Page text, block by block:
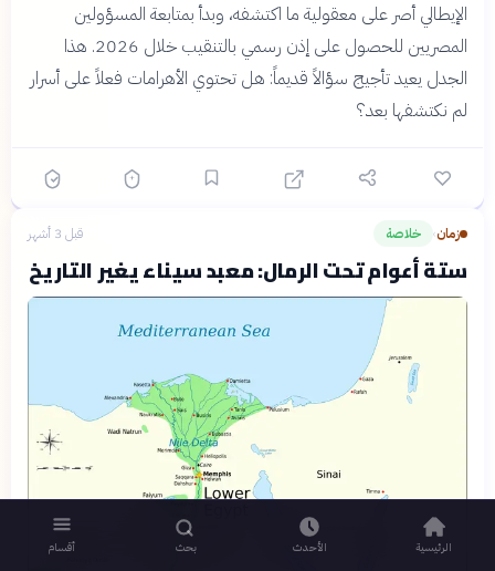
الإيطالي أصر على معقولية ما اكتشفه، وبدأ بمتابعة المسؤولين
المصريين للحصول على إذن رسمي بالتنقيب خلال 2026. هذا
الجدل يعيد تأجيج سؤالاً قديماً: هل تحتوي الأهرامات فعلاً على أسرار
لم نكتشفها بعد؟
زمان› خلاصة قبل 3 أشهر
ستة أعوام تحت الرمال: معبد سيناء يغير التاريخ
الرئيسية الأحدث بحث أقسام